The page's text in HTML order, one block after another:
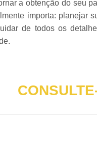
a obtenção do seu
importa: planejar
de todos os